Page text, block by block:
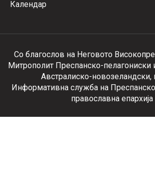
Календар
Со благослов на Неговото
Митрополит Преспанско-пелагониски
Австралиско-новозеландски,
Информативна служба на
православна епархија